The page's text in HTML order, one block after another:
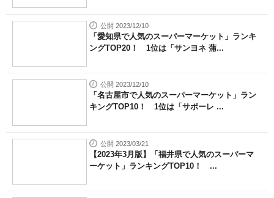
公開 2023/12/10
「愛知県で人気のスーパーマーケット」ランキ
ングTOP20！ 1位は「サンヨネ 蒲...
公開 2023/12/10
「名古屋市で人気のスーパーマーケット」ラン
キングTOP10！ 1位は「サポーレ ...
公開 2023/03/21
【2023年3月版】「福井県で人気のスーパーマ
ーケット」ランキングTOP10！ ...